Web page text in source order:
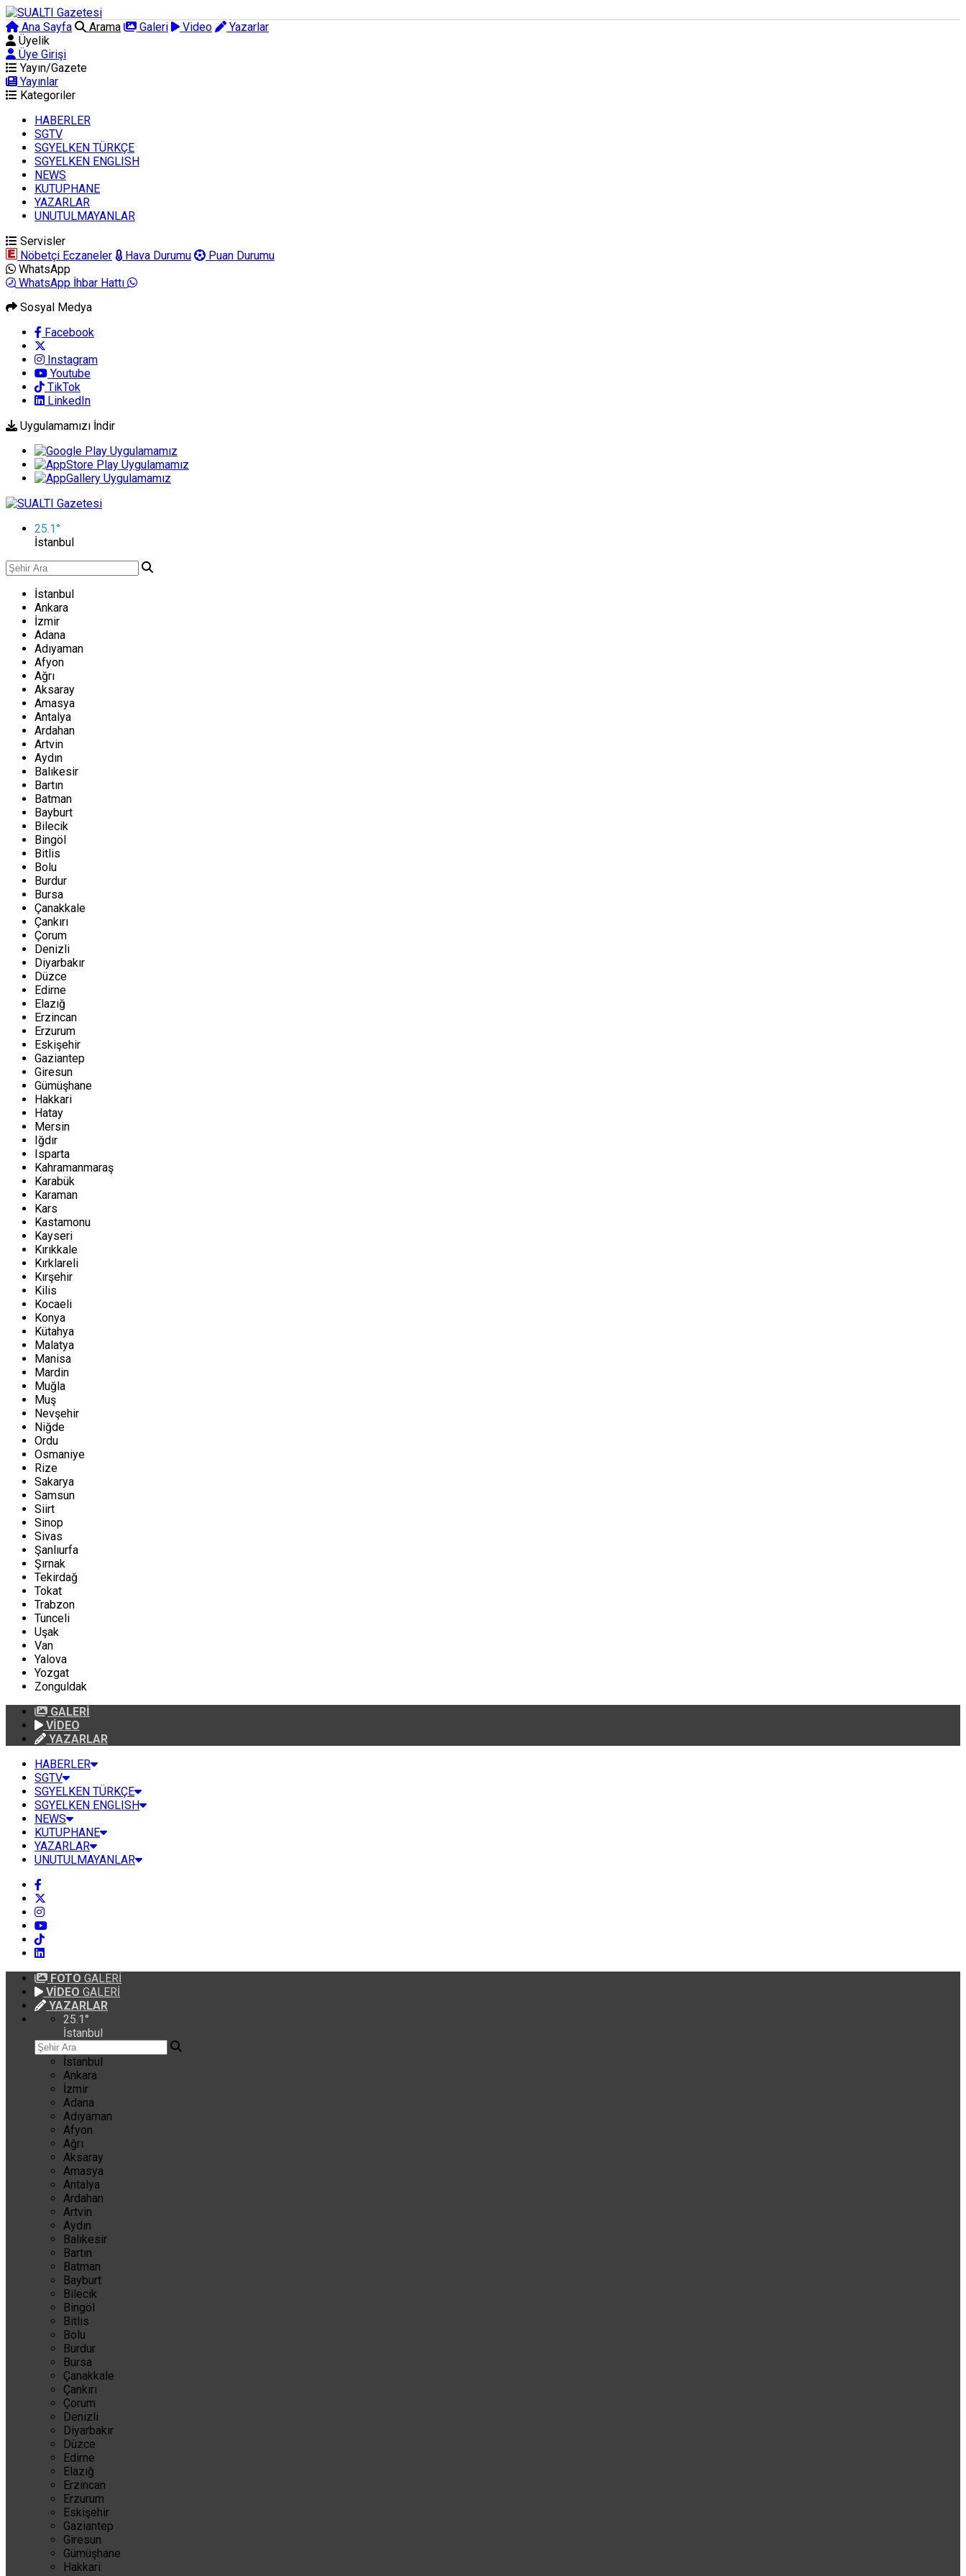
Ana Sayfa Arama Galeri Video
Yazarlar
Üyelik
Üye Girişi
Yayın/Gazete
Yayınlar
Kategoriler
HABERLER
SGTV
SGYELKEN TÜRKÇE
SGYELKEN ENGLISH
NEWS
KUTUPHANE
YAZARLAR
UNUTULMAYANLAR
Servisler
Nöbetçi Eczaneler
Hava Durumu
Puan Durumu
WhatsApp
WhatsApp İhbar Hattı
Sosyal Medya
Facebook
Instagram
Youtube
TikTok
LinkedIn
Uygulamamızı İndir
25.1°
İstanbul
İstanbul
Ankara
İzmir
Adana
Adıyaman
Afyon
Ağrı
Aksaray
Amasya
Antalya
Ardahan
Artvin
Aydın
Balıkesir
Bartın
Batman
Bayburt
Bilecik
Bingöl
Bitlis
Bolu
Burdur
Bursa
Çanakkale
Çankırı
Çorum
Denizli
Diyarbakır
Düzce
Edirne
Elazığ
Erzincan
Erzurum
Eskişehir
Gaziantep
Giresun
Gümüşhane
Hakkari
Hatay
Mersin
Iğdır
Isparta
Kahramanmaraş
Karabük
Karaman
Kars
Kastamonu
Kayseri
Kırıkkale
Kırklareli
Kırşehir
Kilis
Kocaeli
Konya
Kütahya
Malatya
Manisa
Mardin
Muğla
Muş
Nevşehir
Niğde
Ordu
Osmaniye
Rize
Sakarya
Samsun
Siirt
Sinop
Sivas
Şanlıurfa
Şırnak
Tekirdağ
Tokat
Trabzon
Tunceli
Uşak
Van
Yalova
Yozgat
Zonguldak
GALERİ
VİDEO
YAZARLAR
HABERLER
SGTV
SGYELKEN TÜRKÇE
SGYELKEN ENGLISH
NEWS
KUTUPHANE
YAZARLAR
UNUTULMAYANLAR
FOTO GALERİ
VİDEO GALERİ
YAZARLAR
25.1°
İstanbul
İstanbul
Ankara
İzmir
Adana
Adıyaman
Afyon
Ağrı
Aksaray
Amasya
Antalya
Ardahan
Artvin
Aydın
Balıkesir
Bartın
Batman
Bayburt
Bilecik
Bingöl
Bitlis
Bolu
Burdur
Bursa
Çanakkale
Çankırı
Çorum
Denizli
Diyarbakır
Düzce
Edirne
Elazığ
Erzincan
Erzurum
Eskişehir
Gaziantep
Giresun
Gümüşhane
Hakkari